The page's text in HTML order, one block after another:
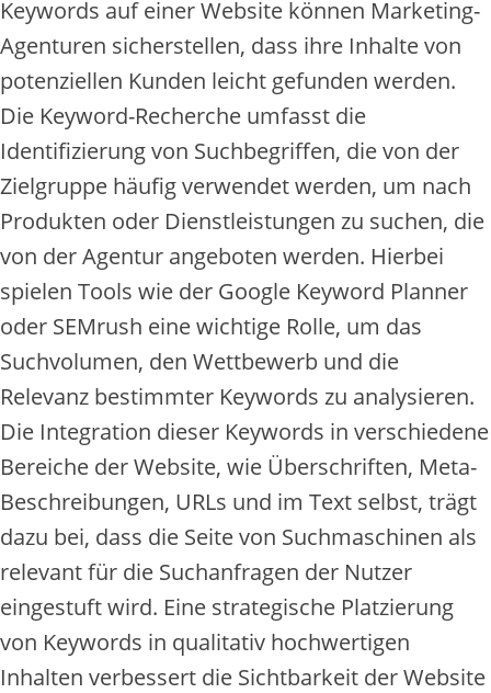
Keywords auf einer Website können Marketing-
Agenturen sicherstellen, dass ihre Inhalte von
potenziellen Kunden leicht gefunden werden.
Die Keyword-Recherche umfasst die
Identifizierung von Suchbegriffen, die von der
Zielgruppe häufig verwendet werden, um nach
Produkten oder Dienstleistungen zu suchen, die
von der Agentur angeboten werden. Hierbei
spielen Tools wie der Google Keyword Planner
oder SEMrush eine wichtige Rolle, um das
Suchvolumen, den Wettbewerb und die
Relevanz bestimmter Keywords zu analysieren.
Die Integration dieser Keywords in verschiedene
Bereiche der Website, wie Überschriften, Meta-
Beschreibungen, URLs und im Text selbst, trägt
dazu bei, dass die Seite von Suchmaschinen als
relevant für die Suchanfragen der Nutzer
eingestuft wird. Eine strategische Platzierung
von Keywords in qualitativ hochwertigen
Inhalten verbessert die Sichtbarkeit der Website